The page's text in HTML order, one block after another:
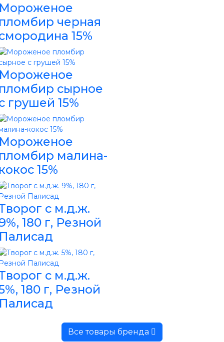
черная
15%
сырное
грушей 15%
малина-
15%
с м.д.ж.
180 г, Резной
с м.д.ж.
180 г, Резной
Все товары бренда